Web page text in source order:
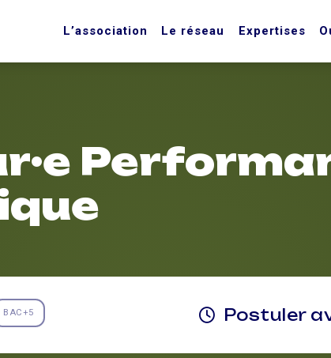
L’association Le réseau Expertises
BAC+5 Postuler